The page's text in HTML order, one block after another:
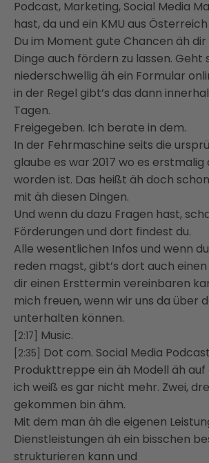
Podcast, Marketing, Social Media
hast, da und ein KMU aus
Du im Moment gute Chancen äh
Dinge auch fördern zu lassen. Geht
niederschwellig äh ein Formular
in der Regel gibt’s das dann
Tagen.
Freigegeben. Ich berate in dem.
In der Fehrmaschine seits die
glaube es war 2017 wo es
worden ist. Das heißt äh doch
mit äh diesen Dingen.
Und wenn du dazu Fragen hast,
Förderungen und dort findest du.
Alle wesentlichen Infos und wenn
reden magst, gibt’s dort auch
dir einen Ersttermin vereinbaren
mich freuen, wenn wir uns da über
unterhalten können.
[2:17] Music.
[2:35]
Dot com. Social Media
Produkttreppe ein äh Modell äh auf
ich weiß es gar nicht mehr. Zwei,
gekommen bin ähm.
Mit dem man äh die eigenen
Dienstleistungen äh ein bisschen
strukturieren kann und